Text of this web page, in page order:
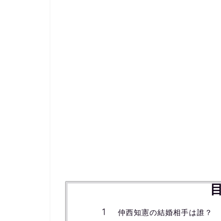
仲西知憲の結婚相手は誰？